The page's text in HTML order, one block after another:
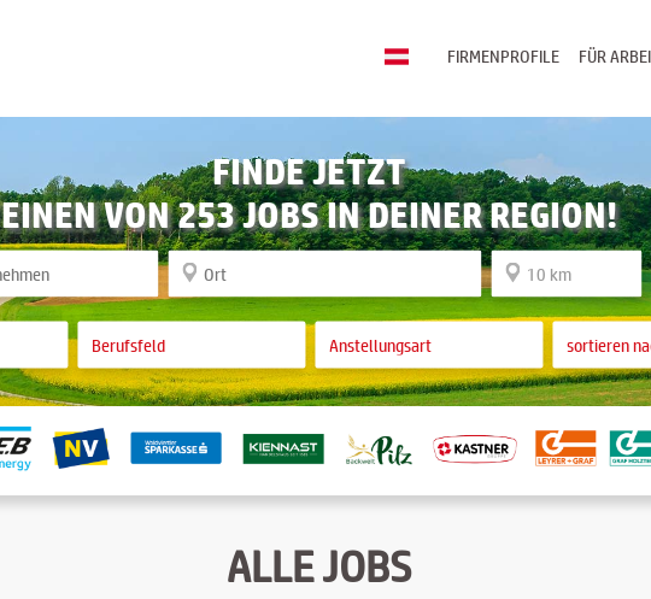
FÜR
FIRMENPROFILE
FINDE JETZT
EINEN VON 253 JOBS IN DEINER REGION!
ALLE JOBS